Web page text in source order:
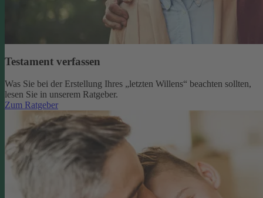
Testament verfassen
Was Sie bei der Erstellung Ihres „letzten Willens“ beachten sollten,
lesen Sie in unserem Ratgeber.
Zum Ratgeber